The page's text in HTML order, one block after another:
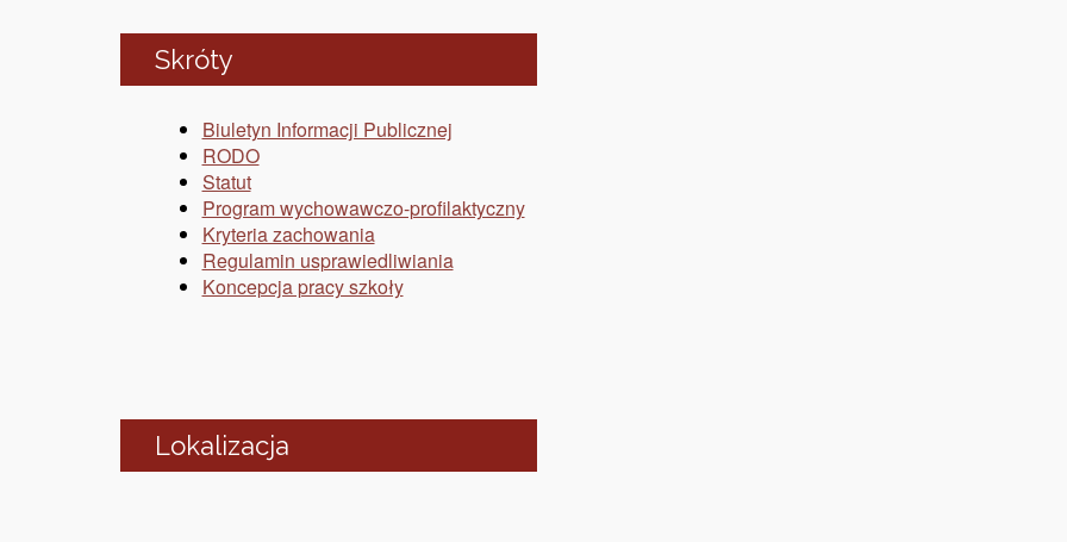
Skróty
Biuletyn Informacji Publicznej
RODO
Statut
Program wychowawczo-profilaktyczny
Kryteria zachowania
Regulamin usprawiedliwiania
Koncepcja pracy szkoły
Lokalizacja